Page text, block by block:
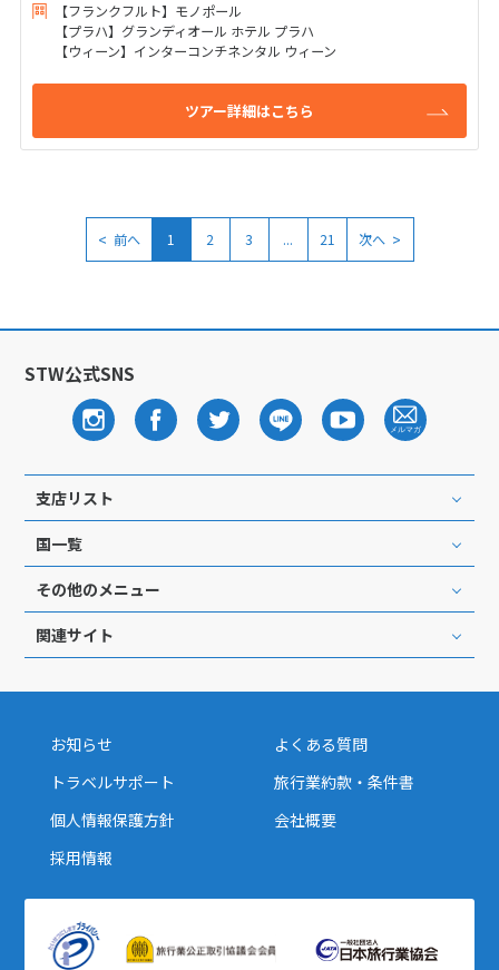
【フランクフルト】モノポール
【プラハ】グランディオール ホテル プラハ
【ウィーン】インターコンチネンタル ウィーン
ツアー詳細はこちら
< 前へ 1 2 3 ... 21 次へ >
STW公式SNS
支店リスト
国一覧
その他のメニュー
関連サイト
お知らせ
よくある質問
トラベルサポート
旅行業約款・条件書
個人情報保護方針
会社概要
採用情報